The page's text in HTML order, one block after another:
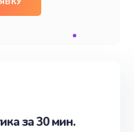
за 30 мин.